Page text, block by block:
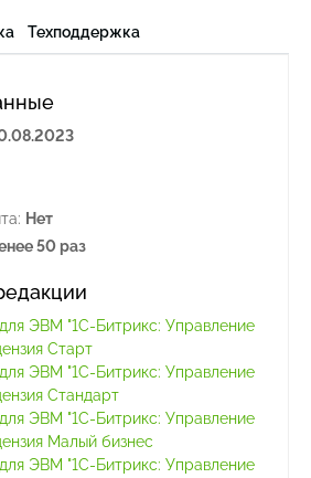
Техподдержка
Нет
50 раз
ЭВМ "1С-Битрикс: Управление
Старт
ЭВМ "1С-Битрикс: Управление
Стандарт
ЭВМ "1С-Битрикс: Управление
Малый бизнес
ЭВМ "1С-Битрикс: Управление